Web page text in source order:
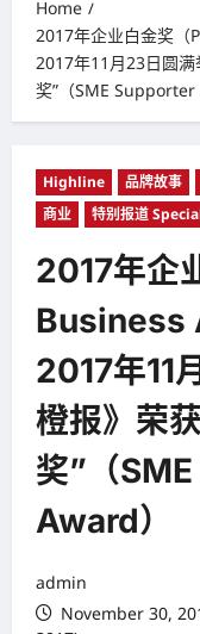
Home
2017年企业白金奖
2017年11月23日圆
奖”（SME Supporter
Highline 品牌故事
商业
特别报道
2017年企
Business
2017年11
橙报》荣
奖”（
Award）
admin
November 30,